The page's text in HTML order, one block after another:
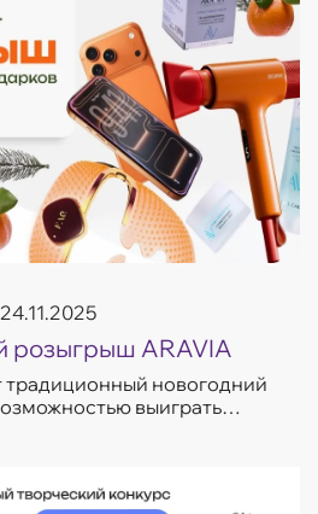
24.11.2025
розыгрыш ARAVIA
традиционный новогодний
выиграть